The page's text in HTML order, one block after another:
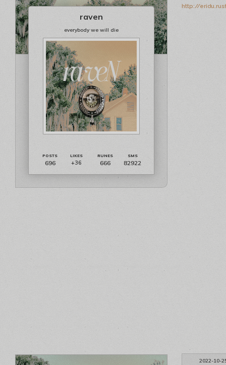
raven
everybody we will die
696 +36 666 82922
http://
2022-10-